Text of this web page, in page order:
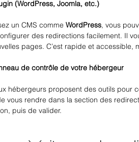
(WordPress, Joomla, etc.)
un CMS comme WordPress, vous
des redirections facilement. Il
pages. C’est rapide et accessible,
de contrôle de votre hébergeur
hébergeurs proposent des outils pour
vous rendre dans la section des
puis de valider.